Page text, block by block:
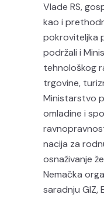
Vlade RS,
kao i
pokroviteljka
podržali i
tehnološkog
trgovine,
Ministarstvo
omladine i
nacija za
osnaživanje
Nemačka
saradnju GIZ,